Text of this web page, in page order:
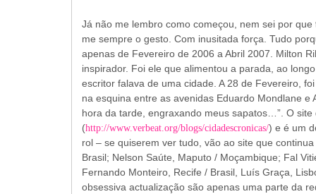
Já não me lembro como começou, nem sei por
me sempre o gesto. Com inusitada força. Tudo
apenas de Fevereiro de 2006 a Abril 2007. Milton
inspirador. Foi ele que alimentou a parada, ao
escritor falava de uma cidade. A 28 de Fevereiro,
na esquina entre as avenidas Eduardo Mondlane
hora da tarde, engraxando meus sapatos…”. O
(http://www.verbeat.org/blogs/cidadescronicas/) e é um
rol – se quiserem ver tudo, vão ao site que
Brasil; Nelson Saúte, Maputo / Moçambique; Fal
Fernando Monteiro, Recife / Brasil, Luís Graça,
obsessiva actualização são apenas uma parte da